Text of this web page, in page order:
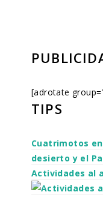
[adrotate
TIPS
Cuatrimotos
desierto y el
Actividades al